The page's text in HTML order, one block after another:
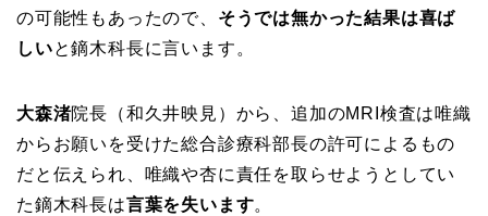
の可能性もあったので、 そうでは無かった結果は喜ば
しいと鏑木科長に言います。
大森渚院長（和久井映見）から、追加のMRI検査は唯織
からお願いを受けた総合診療科部長の許可によるもの
だと伝えられ、唯織や杏に責任を取らせようとしてい
た鏑木科長は言葉を失います。